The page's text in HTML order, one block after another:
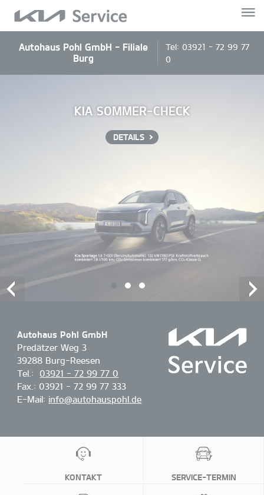
Autohaus Pohl GmbH - Filiale
Burg
Tel: 03921 - 72 99 77
0
KIA SOMMER-CHECK
DETAILS
Autohaus Pohl GmbH
Predätzer Weg 3
39288 Burg-Reesen
Tel.: 03921 - 72 99 77 0
Fax.: 03921 - 72 99 77 333
E-Mail: info@autohauspohl.de
KONTAKT SERVICE-TERMIN